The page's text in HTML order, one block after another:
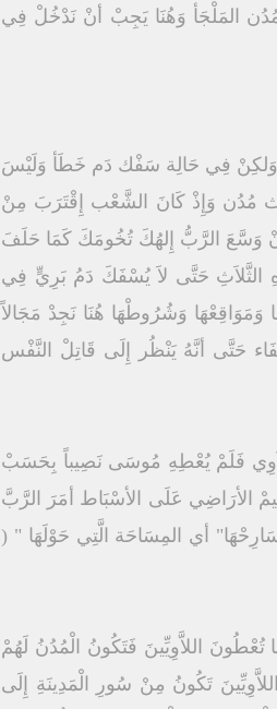
مُدُن المَلْجَأ وَهُنَا يَجِبْ أنْ نَدْخُلْ فِي
لِلدَّم وَلكِنْ فِي حَالِة سَفْك دَم خَطَأ وَلَيْسَ
مُدُن وَإِذْ كَانَ الشَّعْب إِقْتَرَبَ مِنْ
وَسَّعَ الرَّبُّ إِلهُكَ تُخُومَكَ كَمَا حَلَفَ
الثَّلاَثِ حَتَّى لاَ يُسْفَكَ دَمُ بَرِيٍّ فِي
وَمَوَاقِعْهَا وَشُرُوطْهَا هُنَا نَجِدْ مَجَالاً
حَتَّى أنَّهُ يَنْظُر إِلَى قَاتِلْ النَّفْس
فَلَمْ يُعْطِهِ مُوسَى نَصِيباً بِحَسَبْ
كَمَا كَلَّمَهُمْ } ( يش 13 : 33 ) وَبَعْدَ أنْ تَمَّ تَقْسِيمْ الأرَاضِي عَلَى الأسْبَاط أمَرَ الرَّبَّ
أي المِسَاحَة الَّتِي حَوْلَهَا " (
اللاَّوِيِّينَ فَتَكُونُ الْمُدُنُ لَهُمْ
تَكُونُ مِنْ سُورِ الْمَدِينَةِ إِلَى